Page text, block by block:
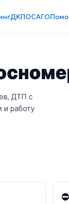
ДКПОСАГО
ДТП с
и работу
⛔